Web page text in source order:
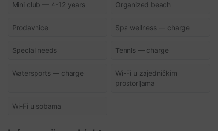
Mini club — 4-12 years Organized beach
Prodavnice Spa wellness — charge
Special needs Tennis — charge
Watersports — charge
Wi-Fi u zajedničkim
prostorijama
Wi-Fi u sobama